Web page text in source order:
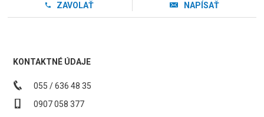
ZAVOLAŤ NAPÍSAŤ
KONTAKTNÉ ÚDAJE
055 / 636 48 35
0907 058 377